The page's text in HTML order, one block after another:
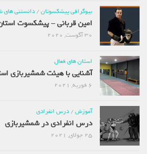
بیوگرافی پیشکسوتان/دانستنی های
امین قربانی – پیشکسوت استان
استان های فعال
آشنایی با هیئت شمشیربازی
آموزش/درس انفرادی
درس انفرادی در شمشیربازی